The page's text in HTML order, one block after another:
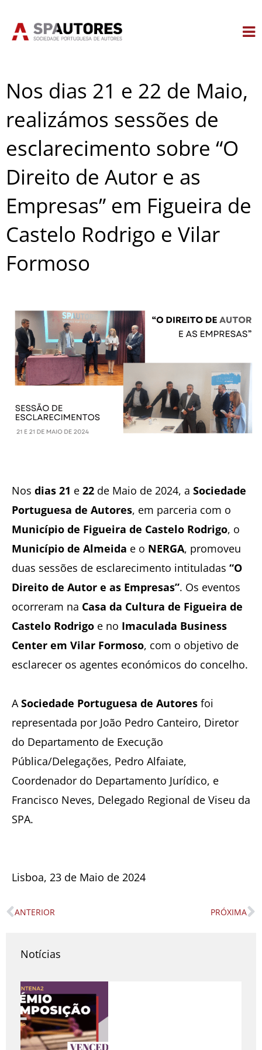
Nos dias 21 e 22 de Maio,
realizámos sessões de
esclarecimento sobre “O
Direito de Autor e as
Empresas” em Figueira de
Castelo Rodrigo e Vilar
Formoso
Nos dias 21 e 22 de Maio de 2024, a Sociedade
Portuguesa de Autores, em parceria com o
Município de Figueira de Castelo Rodrigo, o
Município de Almeida e o NERGA, promoveu
duas sessões de esclarecimento intituladas “O
Direito de Autor e as Empresas”. Os eventos
ocorreram na Casa da Cultura de Figueira de
Castelo Rodrigo e no Imaculada Business
Center em Vilar Formoso, com o objetivo de
esclarecer os agentes económicos do concelho.
ASociedade Portuguesa de Autores foi
representada por João Pedro Canteiro, Diretor
do Departamento de Execução
Pública/Delegações, Pedro Alfaiate,
Coordenador do Departamento Jurídico, e
Francisco Neves, Delegado Regional de Viseu da
SPA.
Lisboa, 23 de Maio de 2024
Prev
ANTERIOR PRÓXIMA
Notícias